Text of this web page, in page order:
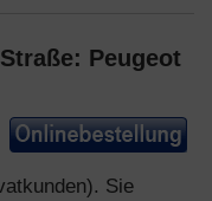
Peugeot
Sie